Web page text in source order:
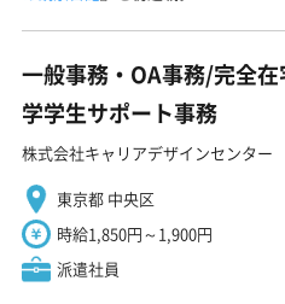
一般事務・OA事務/完全
学学生サポート事務
株式会社キャリアデザインセンター
東京都 中央区
時給1,850円～1,900円
派遣社員